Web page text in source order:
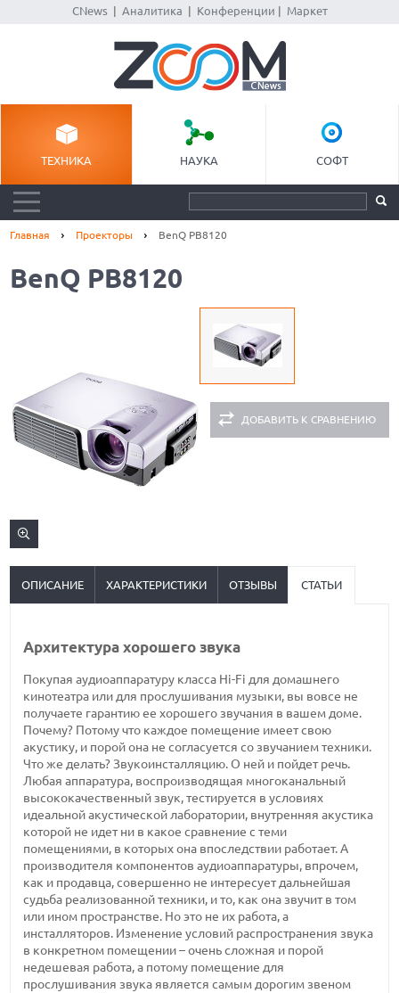
CNews| Аналитика Конференции Маркет
ТЕХНИКА НАУКА СОФТ
Главная Проекторы BenQ PB8120
BenQ PB8120
ДОБАВИТЬ К СРАВНЕНИЮ
ОПИСАНИЕ ХАРАКТЕРИСТИКИ ОТЗЫВЫ СТАТЬИ
Архитектура хорошего звука
Покупая аудиоаппаратуру класса Hi-Fi для домашнего
кинотеатра или для прослушивания музыки, вы вовсе не
получаете гарантию ее хорошего звучания в вашем доме.
Почему? Потому что каждое помещение имеет свою
акустику, и порой она не согласуется со звучанием техники.
Что же делать? Звукоинсталляцию. О ней и пойдет речь.
Любая аппаратура, воспроизводящая многоканальный
высококачественный звук, тестируется в условиях
идеальной акустической лаборатории, внутренняя акустика
которой не идет ни в какое сравнение с теми
помещениями, в которых она впоследствии работает. А
производителя компонентов аудиоаппаратуры, впрочем,
как и продавца, совершенно не интересует дальнейшая
судьба реализованной техники, и то, как она звучит в том
или ином пространстве. Но это не их работа, а
инсталляторов. Изменение условий распространения звука
в конкретном помещении – очень сложная и порой
недешевая работа, а потому помещение для
прослушивания звука является самым дорогим звеном